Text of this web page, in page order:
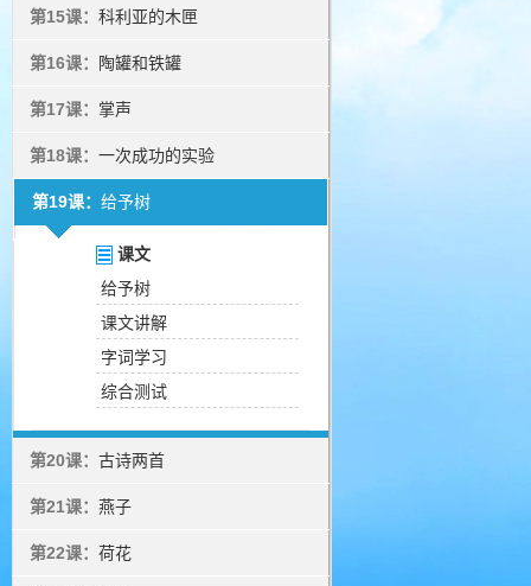
第15课： 科利亚的木匣
第16课： 陶罐和铁罐
第17课： 掌声
第18课： 一次成功的实验
第19课： 给予树
课文
给予树
课文讲解
字词学习
综合测试
第20课： 古诗两首
第21课： 燕子
第22课： 荷花